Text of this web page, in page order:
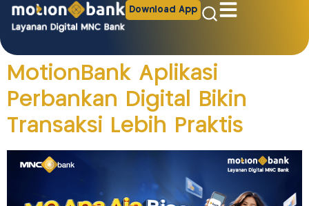
Download App
MotionBank Aplikasi
Perbankan Digital Bikin
Transaksi Lebih Praktis